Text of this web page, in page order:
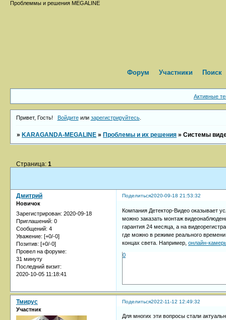
Проблеммы и решения MEGALINE
Форум Участники Поиск
Активные
Привет, Гость! Войдитеили зарегистрируйтесь.
» KARAGANDA-MEGALINE » Проблемы и их решения »Системы
Страница:1
Поделиться2020-09-18 21:53:32
Дмитрий
Новичок
Зарегистрирован: 2020-09-18
Приглашений: 0
Сообщений: 4
Уважение: [+0/-0]
Позитив: [+0/-0]
Провел на форуме:
31 минуту
Последний визит:
2020-10-05 11:18:41
Компания Детектор-Видео оказывает
можно заказать монтаж
гарантия 24 месяца, а на
где можно в режиме реального
концах света. Например,онлайн-
0
Поделиться2022-11-12 12:49:32
Тмирус
Участник
Для многих эти вопросы стали